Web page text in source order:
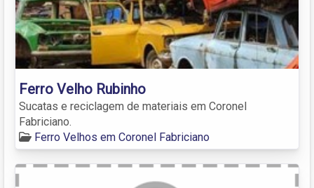
Ferro Velho Rubinho
Sucatas e reciclagem de materiais em Coronel
Fabriciano.
Ferro Velhos em Coronel Fabriciano